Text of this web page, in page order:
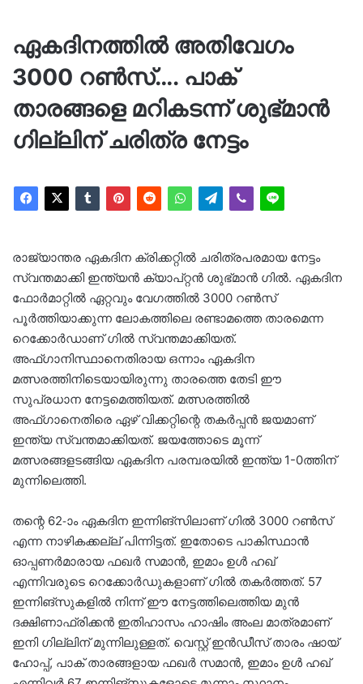
ഏകദിനത്തിൽ അതിവേഗം
3000 റൺസ്…. പാക്
താരങ്ങളെ മറികടന്ന് ശുഭ്മാൻ
ഗില്ലിന് ചരിത്ര നേട്ടം
രാജ്യാന്തര ഏകദിന ക്രിക്കറ്റിൽ ചരിത്രപരമായ നേട്ടം
സ്വന്തമാക്കി ഇന്ത്യൻ ക്യാപ്റ്റൻ ശുഭ്മാൻ ഗിൽ. ഏകദിന
ഫോർമാറ്റിൽ ഏറ്റവും വേഗത്തിൽ 3000 റൺസ്
പൂർത്തിയാക്കുന്ന ലോകത്തിലെ രണ്ടാമത്തെ താരമെന്ന
റെക്കോർഡാണ് ഗിൽ സ്വന്തമാക്കിയത്.
അഫ്ഗാനിസ്ഥാനെതിരായ ഒന്നാം ഏകദിന
മത്സരത്തിനിടെയായിരുന്നു താരത്തെ തേടി ഈ
സുപ്രധാന നേട്ടമെത്തിയത്. മത്സരത്തിൽ
അഫ്ഗാനെതിരെ ഏഴ് വിക്കറ്റിന്റെ തകർപ്പൻ ജയമാണ്
ഇന്ത്യ സ്വന്തമാക്കിയത്. ജയത്തോടെ മൂന്ന്
മത്സരങ്ങളടങ്ങിയ ഏകദിന പരമ്പരയിൽ ഇന്ത്യ 1-0ത്തിന്
മുന്നിലെത്തി.
തന്റെ 62-ാം ഏകദിന ഇന്നിങ്സിലാണ് ഗിൽ 3000 റൺസ്
എന്ന നാഴികക്കല്ല് പിന്നിട്ടത്. ഇതോടെ പാകിസ്ഥാൻ
ഓപ്പണർമാരായ ഫഖർ സമാൻ, ഇമാം ഉൾ ഹഖ്
എന്നിവരുടെ റെക്കോർഡുകളാണ് ഗിൽ തകർത്തത്. 57
ഇന്നിങ്സുകളിൽ നിന്ന് ഈ നേട്ടത്തിലെത്തിയ മുൻ
ദക്ഷിണാഫ്രിക്കൻ ഇതിഹാസം ഹാഷിം അംല മാത്രമാണ്
ഇനി ഗില്ലിന് മുന്നിലുള്ളത്. വെസ്റ്റ് ഇൻഡീസ് താരം ഷായ്
ഹോപ്പ്, പാക് താരങ്ങളായ ഫഖർ സമാൻ, ഇമാം ഉൾ ഹഖ്